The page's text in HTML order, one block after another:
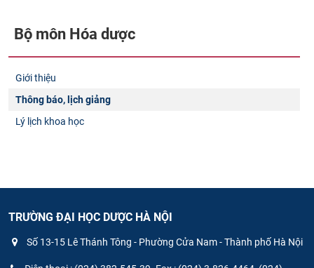
Bộ môn Hóa dược
Giới thiệu
Thông báo, lịch giảng
Lý lịch khoa học
TRƯỜNG ĐẠI HỌC DƯỢC HÀ NỘI
Số 13-15 Lê Thánh Tông - Phường Cửa Nam - Thành phố Hà Nội